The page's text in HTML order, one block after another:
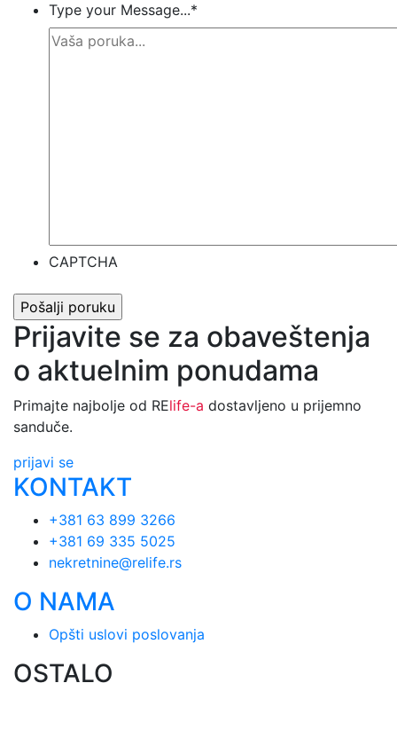
Type your Message...*
CAPTCHA
Prijavite se za obaveštenja
o aktuelnim ponudama
Primajte najbolje od RElife-a dostavljeno u prijemno
sanduče.
prijavi se
KONTAKT
+381 63 899 3266
+381 69 335 5025
nekretnine@relife.rs
O NAMA
Opšti uslovi poslovanja
OSTALO